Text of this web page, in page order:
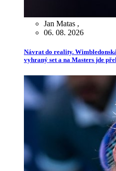
Jan Matas ,
06. 08. 2026
Návrat do reality.
vyhraný set a na Masters jde